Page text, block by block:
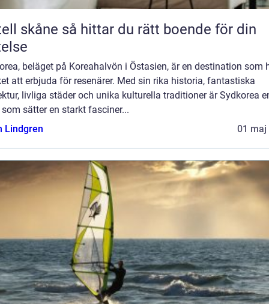
hittar du rätt boende för din
beläget på Koreahalvön i Östasien, är en destination som
att erbjuda för resenärer. Med sin rika historia, fantastiska
livliga städer och unika kulturella traditioner är Sydkorea
sätter en starkt fasciner...
Lindgren
01 maj